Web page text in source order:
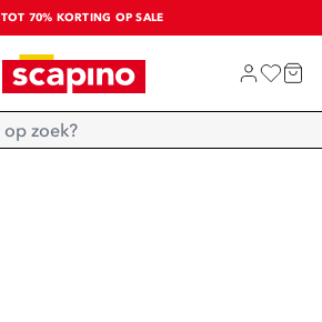
TOT 70% KORTING OP SALE
SALE: LAATSTE KANS!
SHOP NIEUW
Home